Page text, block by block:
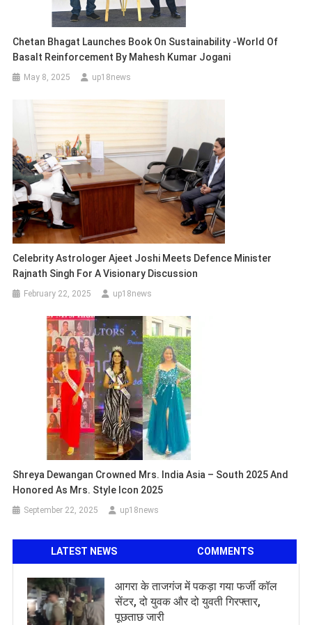
Chetan Bhagat Launches Book On Sustainability -World Of
Basalt Reinforcement By Mahesh Kumar Jogani
May 8, 2025 up18news
Celebrity Astrologer Ajeet Joshi Meets Defence Minister
Rajnath Singh For A Visionary Discussion
February 22, 2025 up18news
Shreya Dewangan Crowned Mrs. India Asia – South 2025 And
Honored As Mrs. Style Icon 2025
September 22, 2025 up18news
LATEST NEWS COMMENTS
आगरा के ताजगंज में पकड़ा गया फर्जी कॉल
सेंटर, दो युवक और दो युवती गिरफ्तार,
पूछताछ जारी